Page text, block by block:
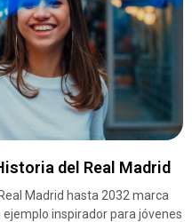
del Real Madrid
Madrid hasta 2032 marca
inspirador para jóvenes